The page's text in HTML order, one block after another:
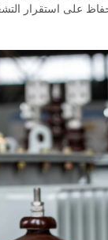
على استقرار